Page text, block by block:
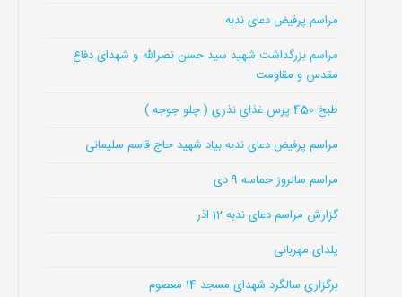
مراسم پرفیض دعای ندبه
مراسم بزرگداشت شهید سید حسن نصرالله و شهدای دفاع
مقدس و مقاومت
طبخ 450 پرس غذای نذری ( چلو جوجه )
مراسم پرفیض دعای ندبه بیاد شهید حاج قاسم سلیمانی
مراسم سالروز حماسه 9 دی
گزارش مراسم دعای ندبه 12 اذر
یلدای مهربانی
برگزاری سالگرد شهدای مسجد 14 معصوم